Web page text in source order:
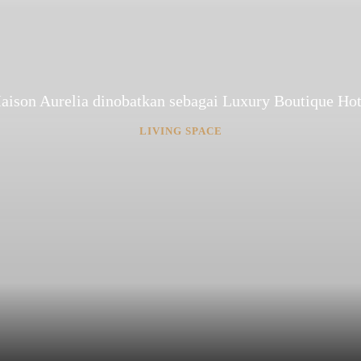
Aurelia dinobatkan sebagai Luxury Boutique
LIVING SPACE